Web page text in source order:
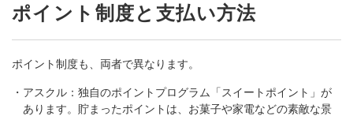
ポイント制度と支払い方法
ポイント制度も、両者で異なります。
アスクル：独自のポイントプログラム「スイートポイント」が
あります。貯まったポイントは、お菓子や家電などの素敵な景